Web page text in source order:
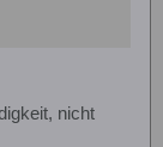
nicht